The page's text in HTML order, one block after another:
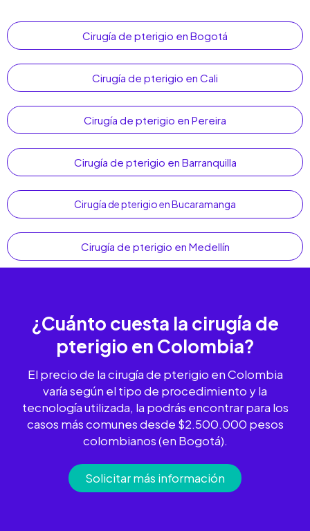
Cirugía de pterigio en Bogotá
Cirugía de pterigio en Cali
Cirugía de pterigio en Pereira
Cirugía de pterigio en Barranquilla
Cirugía de pterigio en Bucaramanga
Cirugía de pterigio en Medellín
¿Cuánto cuesta la cirugía de
pterigio en Colombia?
El precio de la cirugía de pterigio en Colombia
varía según el tipo de procedimiento y la
tecnología utilizada, la podrás encontrar para los
casos más comunes desde $2.500.000 pesos
colombianos (en Bogotá).
Solicitar más información